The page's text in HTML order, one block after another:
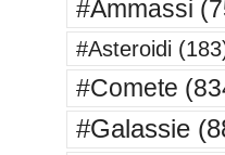
#Ammassi
#Asteroidi
#Comete
#Galassie